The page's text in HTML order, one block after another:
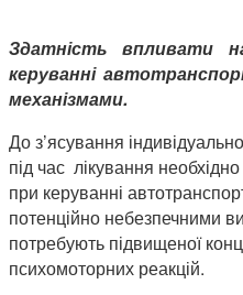
Здатність впливати
керуванні
механізмами.
До з’ясування
під час лікування
при керуванні
потенційно небезпечними
потребують підвищеної
психомоторних реакцій.